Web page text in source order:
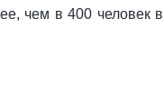
чем в 400 человек в